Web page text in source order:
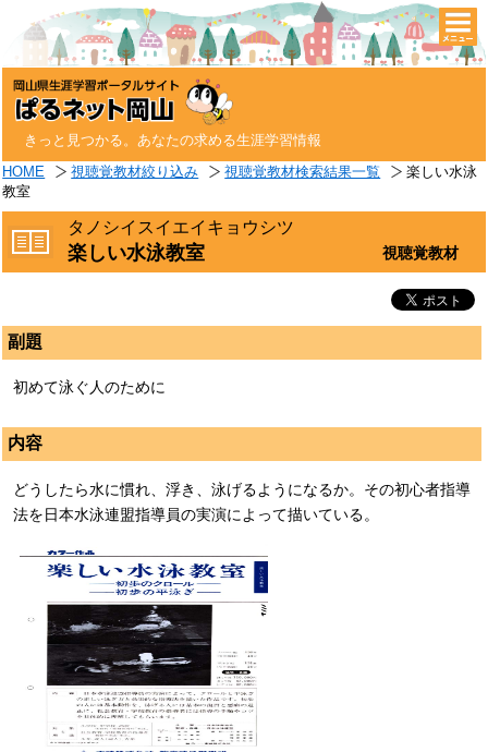
きっと見つかる。あなたの求める生涯学習情報
HOME 視聴覚教材絞り込み 視聴覚教材検索結果一覧
楽しい水泳
教室
タノシイスイエイキョウシツ
楽しい水泳教室 視聴覚教材
副題
初めて泳ぐ人のために
内容
どうしたら水に慣れ、浮き、泳げるようになるか。その初心者指導
法を日本水泳連盟指導員の実演によって描いている。